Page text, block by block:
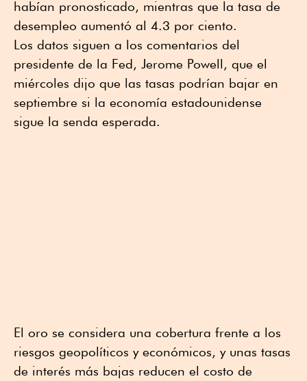
habían pronosticado, mientras que la tasa de
desempleo aumentó al 4.3 por ciento.
Los datos siguen a los comentarios del
presidente de la Fed, Jerome Powell, que el
miércoles dijo que las tasas podrían bajar en
septiembre si la economía estadounidense
sigue la senda esperada.
El oro se considera una cobertura frente a los
riesgos geopolíticos y económicos, y unas tasas
de interés más bajas reducen el costo de